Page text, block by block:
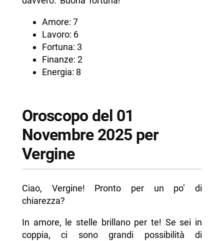
Amore: 7
Lavoro: 6
Fortuna: 3
Finanze: 2
Energia: 8
Oroscopo del 01
Novembre 2025 per
Vergine
Ciao, Vergine! Pronto per un po’ di
chiarezza?
In amore, le stelle brillano per te! Se sei in
coppia, ci sono grandi possibilità di